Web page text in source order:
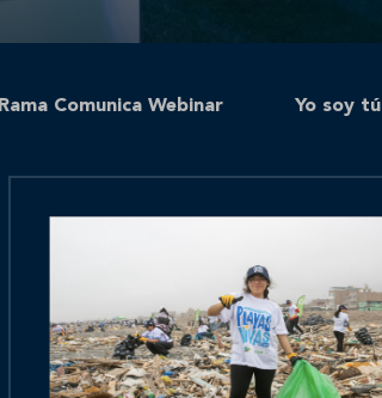
Rama Comunica Webinar Yo soy tú